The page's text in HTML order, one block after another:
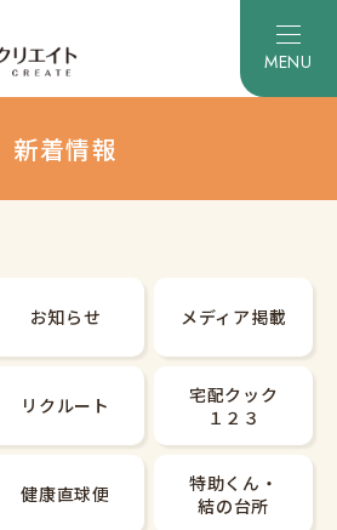
新着情報
お知らせ メディア掲載
リクルート
宅配クック
１２３
健康直球便
特助くん・
結の台所